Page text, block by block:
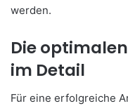
werden.
Die
im Detail
Für eine erfolgreiche